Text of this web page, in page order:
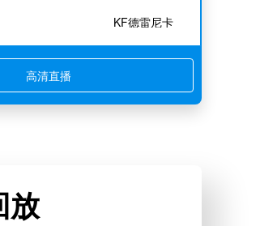
KF德雷尼卡
高清直播
放